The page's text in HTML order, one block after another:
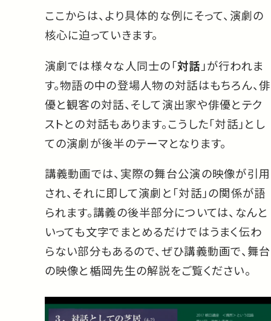
ここからは、より具体的な例にそって、演劇の
核心に迫っていきます。
演劇では様々な人同士の「対話 」が行われま
す。物語の中の登場人物の対話はもちろん、俳
優と観客の対話、そして演出家や俳優とテク
ストとの対話もあります。こうした「対話」とし
ての演劇が後半のテーマとなります。
講義動画では、実際の舞台公演の映像が引用
され、それに即して演劇と「対話」の関係が語
られます。講義の後半部分については、なんと
いっても文字でまとめるだけではうまく伝わ
らない部分もあるので、ぜひ講義動画で、舞台
の映像と楯岡先生の解説をご覧ください。